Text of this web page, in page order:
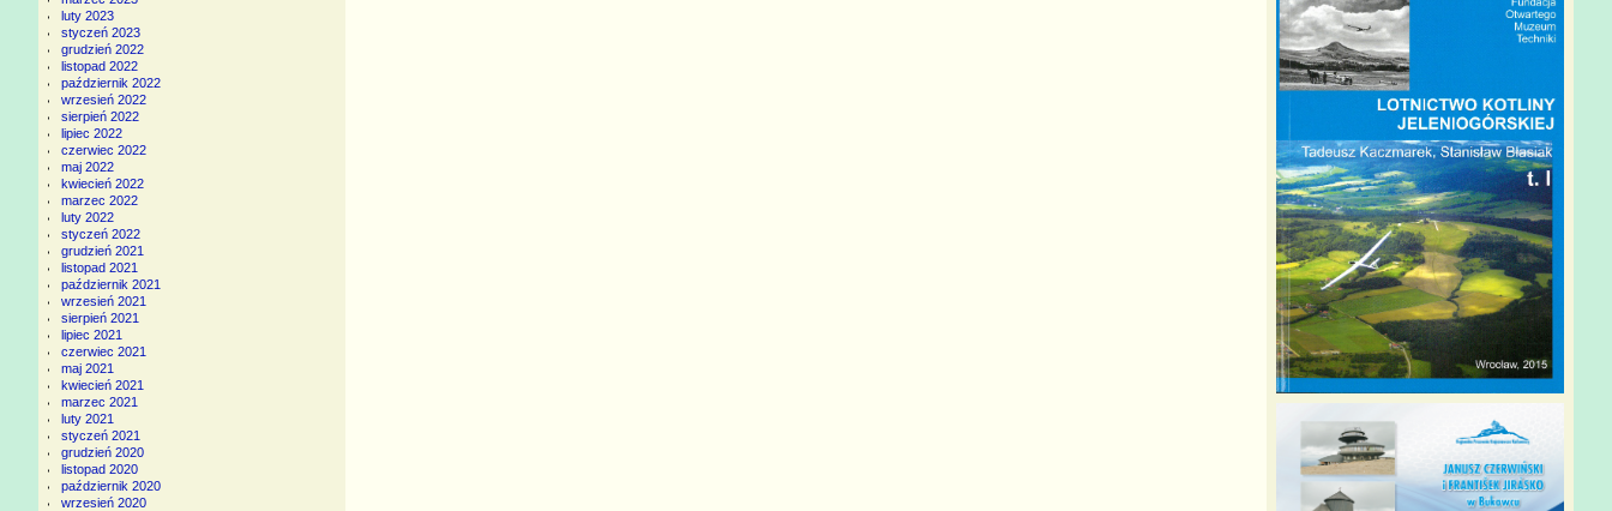
luty 2023
styczeń 2023
grudzień 2022
listopad 2022
październik 2022
wrzesień 2022
sierpień 2022
lipiec 2022
czerwiec 2022
maj 2022
kwiecień 2022
marzec 2022
luty 2022
styczeń 2022
grudzień 2021
listopad 2021
październik 2021
wrzesień 2021
sierpień 2021
lipiec 2021
czerwiec 2021
maj 2021
kwiecień 2021
marzec 2021
luty 2021
styczeń 2021
grudzień 2020
listopad 2020
październik 2020
wrzesień 2020